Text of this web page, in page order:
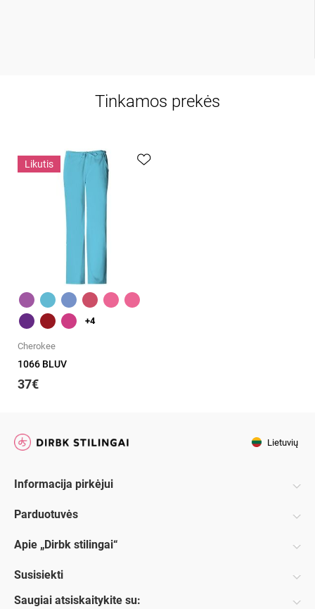
Tinkamos prekės
Likutis
Greita peržiūra
+4
Cherokee
1066 BLUV
37€
Informacija pirkėjui
Parduotuvės
Apie „Dirbk stilingai“
Susisiekti
Saugiai atsiskaitykite su:
Lietuvių